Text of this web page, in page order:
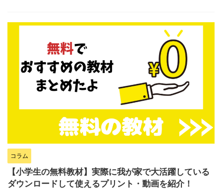
コラム
【小学生の無料教材】実際に我が家で大活躍している
ダウンロードして使えるプリント・動画を紹介！